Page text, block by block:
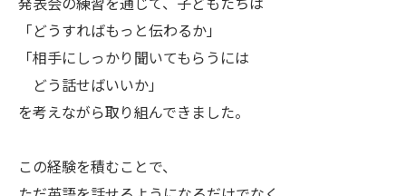
「どうすればもっと伝わるか」
「相手にしっかり聞いてもらうには
どう話せばいいか」
を考えながら取り組んできました。
この経験を積むことで、